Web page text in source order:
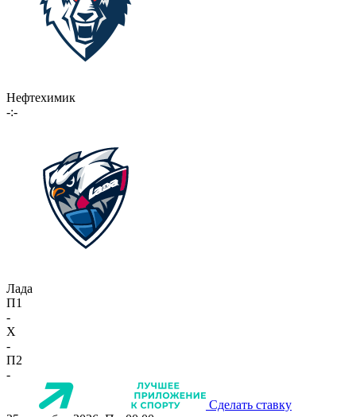
Нефтехимик
-:-
Лада
П1
-
X
-
П2
-
Сделать ставку